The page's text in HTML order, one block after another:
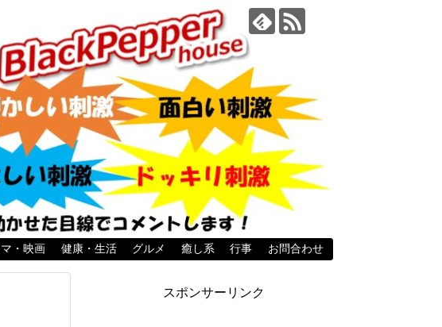
マ・映画 健康・生活 グルメ 癒し系 行事 お問合わせ
スポンサーリンク